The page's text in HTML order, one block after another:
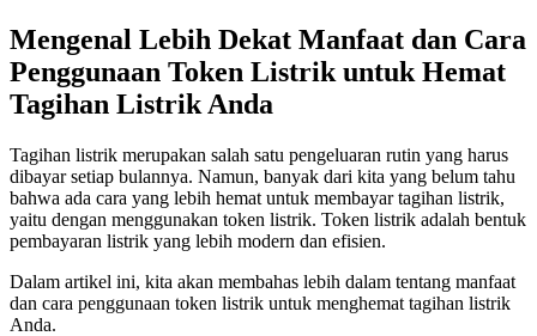
Mengenal Lebih Dekat Manfaat dan Cara
Penggunaan Token Listrik untuk Hemat
Tagihan Listrik Anda
Tagihan listrik merupakan salah satu pengeluaran rutin yang harus
dibayar setiap bulannya. Namun, banyak dari kita yang belum tahu
bahwa ada cara yang lebih hemat untuk membayar tagihan listrik,
yaitu dengan menggunakan token listrik. Token listrik adalah bentuk
pembayaran listrik yang lebih modern dan efisien.
Dalam artikel ini, kita akan membahas lebih dalam tentang manfaat
dan cara penggunaan token listrik untuk menghemat tagihan listrik
Anda.